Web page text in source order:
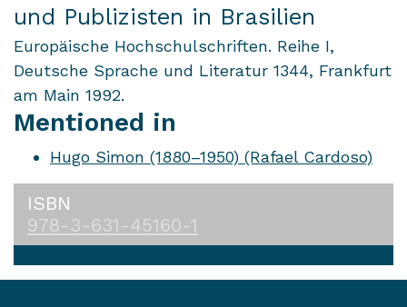
und Publizisten in Brasilien
Europäische Hochschulschriften. Reihe I,
Deutsche Sprache und Literatur 1344, Frankfurt
am Main 1992.
Mentioned in
Hugo Simon (1880–1950) (Rafael Cardoso)
ISBN
978-3-631-45160-1